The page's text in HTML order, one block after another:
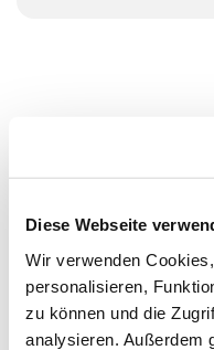
Diese Webseite
Wir verwenden
personalisieren,
zu können und die
analysieren. Außerdem